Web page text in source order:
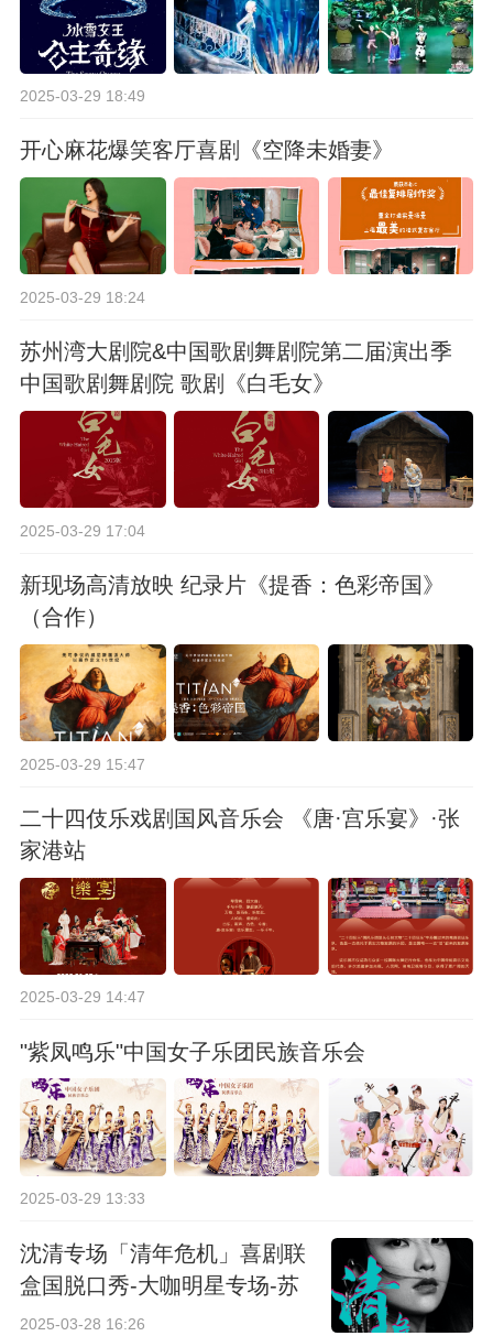
2025-03-29 18:49
开心麻花爆笑客厅喜剧《空降未婚妻》
2025-03-29 18:24
苏州湾大剧院&中国歌剧舞剧院第二届演出季
中国歌剧舞剧院 歌剧《白毛女》
2025-03-29 17:04
新现场高清放映 纪录片《提香：色彩帝国》
（合作）
2025-03-29 15:47
二十四伎乐戏剧国风音乐会 《唐·宫乐宴》·张
家港站
2025-03-29 14:47
"紫凤鸣乐"中国女子乐团民族音乐会
2025-03-29 13:33
沈清专场「清年危机」喜剧联
盒国脱口秀-大咖明星专场-苏
州站
2025-03-28 16:26